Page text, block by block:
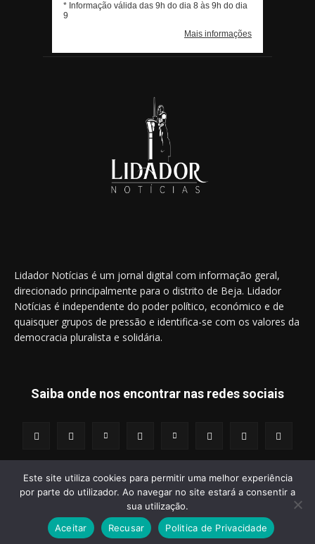
Lidador Notícias é um jornal digital com informação geral,
direcionado principalmente para o distrito de Beja. Lidador
Notícias é independente do poder político, económico e de
quaisquer grupos de pressão e identifica-se com os valores da
democracia pluralista e solidária.
Saiba onde nos encontrar nas redes sociais
© 2014 - 2025 Lidador Notícias. | Todos os Direitos Reservados.
Termos e Condições Política de Privacidade Publicidade
Este site utiliza cookies para permitir uma melhor experiência
por parte do utilizador. Ao navegar no site estará a consentir a
sua utilização.
Aceitar
Recusar Politica de Privacidade